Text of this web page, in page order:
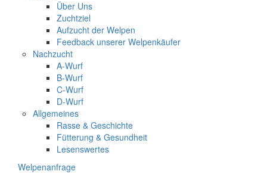
Über Uns
Zuchtziel
Aufzucht der Welpen
Feedback unserer Welpenkäufer
Nachzucht
A-Wurf
B-Wurf
C-Wurf
D-Wurf
Allgemeines
Rasse & Geschichte
Fütterung & Gesundheit
Lesenswertes
Welpenanfrage